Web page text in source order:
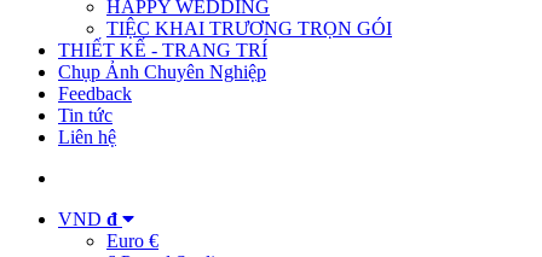
HAPPY WEDDING
TIỆC KHAI TRƯƠNG TRỌN GÓI
THIẾT KẾ - TRANG TRÍ
Chụp Ảnh Chuyên Nghiệp
Feedback
Tin tức
Liên hệ
VND đ
Euro €